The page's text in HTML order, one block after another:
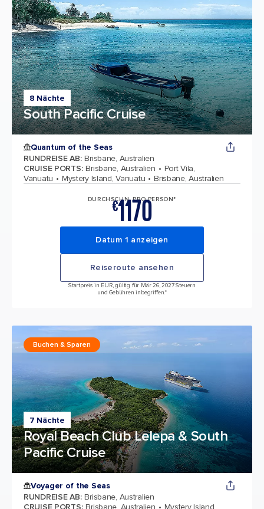
8 Nächte
South Pacific Cruise
Quantum of the Seas
RUNDREISE AB: Brisbane, Australien
CRUISE PORTS: Brisbane, Australien
Port Vila,
Vanuatu
Mystery Island, Vanuatu Brisbane, Australien
DURCHSCHN. PRO PERSON*
€1170
Datum 1 anzeigen
Reiseroute ansehen
Startpreis in EUR, gültig für Mär 26, 2027 Steuern
und Gebühren inbegriffen.*
7 Nächte
Royal Beach Club Lelepa & South
Pacific Cruise
Buchen & Sparen
Voyager of the Seas
RUNDREISE AB: Brisbane, Australien